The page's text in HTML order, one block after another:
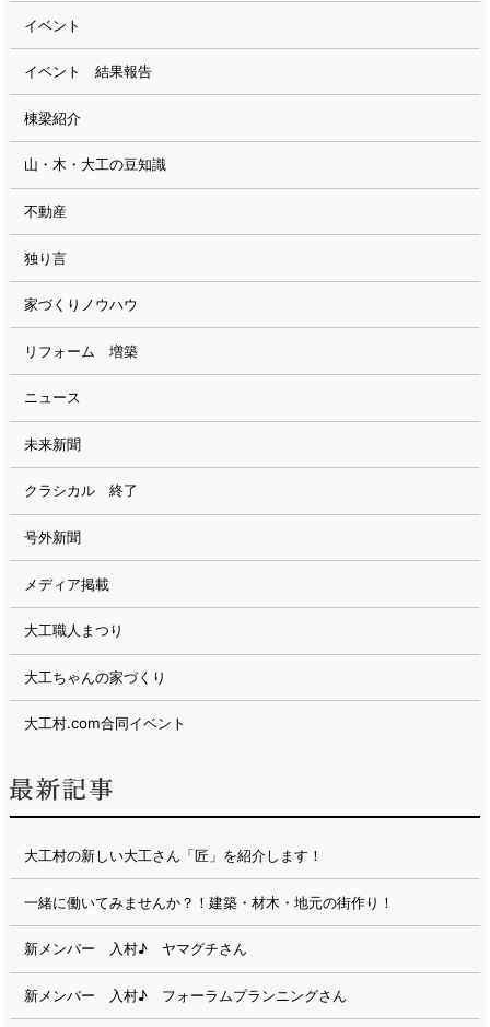
イベント
イベント 結果報告
棟梁紹介
山・木・大工の豆知識
不動産
独り言
家づくりノウハウ
リフォーム 増築
ニュース
未来新聞
クラシカル 終了
号外新聞
メディア掲載
大工職人まつり
大工ちゃんの家づくり
大工村.com合同イベント
大工村の新しい大工さん「匠」を紹介します！
一緒に働いてみませんか？！建築・材木・地元の街作り！
新メンバー 入村♪ ヤマグチさん
新メンバー 入村♪ フォーラムプランニングさん